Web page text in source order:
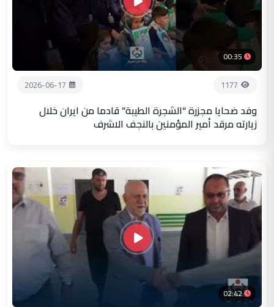
00:35
1177
2026-06-17
وفد ضحايا مجزرة “الشجرة الطيبة” قادما من ايران خلال
زيارته مرقد أمير المؤمنين بالنجف الاشرف
02:42